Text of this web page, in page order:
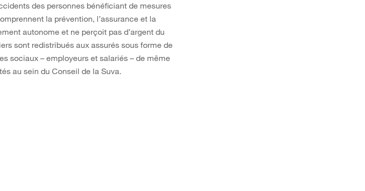
des personnes bénéficiant de mesures
la prévention, l’assurance et la
autonome et ne perçoit pas d’argent du
sont redistribués aux assurés sous forme de
sociaux – employeurs et salariés – de même
au sein du Conseil de la Suva.